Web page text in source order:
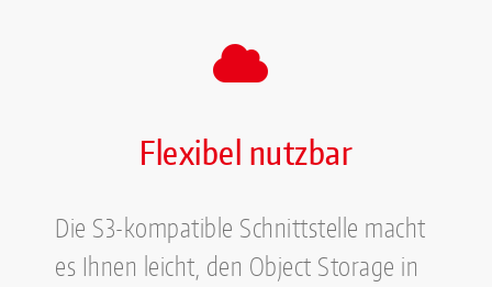
Flexibel nutzbar
Die S3-kompatible Schnittstelle macht
es Ihnen leicht, den Object Storage in